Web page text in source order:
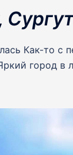
Как-то с
город в